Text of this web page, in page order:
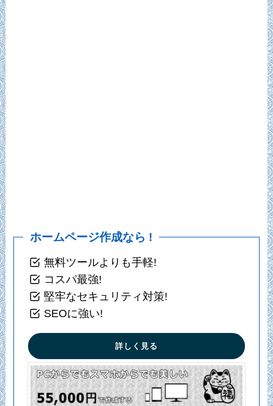
ホームページ作成なら !
無料ツールよりも手軽!
コスパ最強!
堅牢なセキュリティ対策!
SEOに強い!
詳しく見る